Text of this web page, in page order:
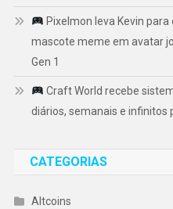
Pixelmon leva Kevin
mascote meme em avatar
Gen 1
Craft World recebe
diários, semanais e infinitos
CATEGORIAS
Altcoins